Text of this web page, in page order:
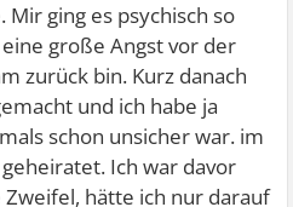
ging es psychisch so
große Angst vor der
zurück bin. Kurz danach
und ich habe ja
schon unsicher war. im
Ich war davor
hätte ich nur darauf